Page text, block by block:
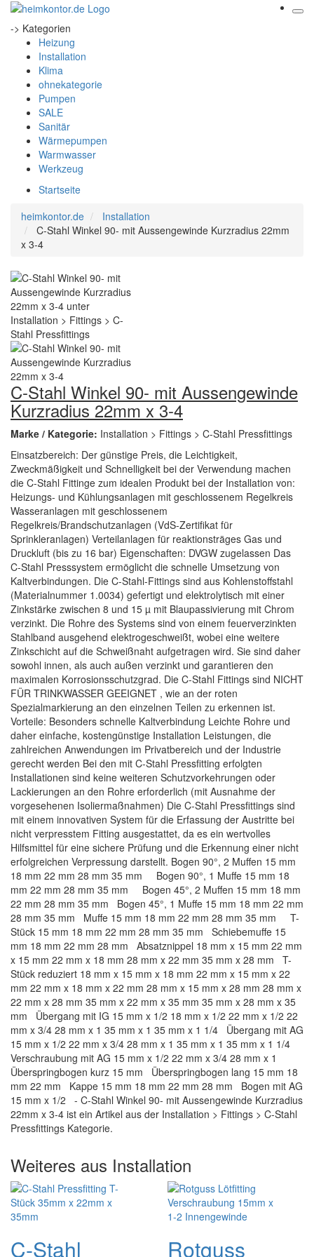
-> Kategorien
Heizung
Installation
Klima
ohnekategorie
Pumpen
SALE
Sanitär
Wärmepumpen
Warmwasser
Werkzeug
Startseite
heimkontor.de
Installation
C-Stahl Winkel 90- mit Aussengewinde Kurzradius 22mm
x 3-4
C-Stahl Winkel 90- mit Aussengewinde
Kurzradius 22mm x 3-4
Marke / Kategorie: Installation > Fittings > C-Stahl Pressfittings
Einsatzbereich: Der günstige Preis, die Leichtigkeit,
Zweckmäßigkeit und Schnelligkeit bei der Verwendung machen
die C-Stahl Fittinge zum idealen Produkt bei der Installation von:
Heizungs- und Kühlungsanlagen mit geschlossenem Regelkreis
Wasseranlagen mit geschlossenem
Regelkreis/Brandschutzanlagen (VdS-Zertifikat für
Sprinkleranlagen) Verteilanlagen für reaktionsträges Gas und
Druckluft (bis zu 16 bar) Eigenschaften: DVGW zugelassen Das
C-Stahl Presssystem ermöglicht die schnelle Umsetzung von
Kaltverbindungen. Die C-Stahl-Fittings sind aus Kohlenstoffstahl
(Materialnummer 1.0034) gefertigt und elektrolytisch mit einer
Zinkstärke zwischen 8 und 15 µ mit Blaupassivierung mit Chrom
verzinkt. Die Rohre des Systems sind von einem feuerverzinkten
Stahlband ausgehend elektrogeschweißt, wobei eine weitere
Zinkschicht auf die Schweißnaht aufgetragen wird. Sie sind daher
sowohl innen, als auch außen verzinkt und garantieren den
maximalen Korrosionsschutzgrad. Die C-Stahl Fittings sind NICHT
FÜR TRINKWASSER GEEIGNET , wie an der roten
Spezialmarkierung an den einzelnen Teilen zu erkennen ist.
Vorteile: Besonders schnelle Kaltverbindung Leichte Rohre und
daher einfache, kostengünstige Installation Leistungen, die
zahlreichen Anwendungen im Privatbereich und der Industrie
gerecht werden Bei den mit C-Stahl Pressfitting erfolgten
Installationen sind keine weiteren Schutzvorkehrungen oder
Lackierungen an den Rohre erforderlich (mit Ausnahme der
vorgesehenen Isoliermaßnahmen) Die C-Stahl Pressfittings sind
mit einem innovativen System für die Erfassung der Austritte bei
nicht verpresstem Fitting ausgestattet, da es ein wertvolles
Hilfsmittel für eine sichere Prüfung und die Erkennung einer nicht
erfolgreichen Verpressung darstellt. Bogen 90°, 2 Muffen 15 mm
18 mm 22 mm 28 mm 35 mm Bogen 90°, 1 Muffe 15 mm 18
mm 22 mm 28 mm 35 mm Bogen 45°, 2 Muffen 15 mm 18 mm
22 mm 28 mm 35 mm Bogen 45°, 1 Muffe 15 mm 18 mm 22 mm
28 mm 35 mm Muffe 15 mm 18 mm 22 mm 28 mm 35 mm T-
Stück 15 mm 18 mm 22 mm 28 mm 35 mm Schiebemuffe 15
mm 18 mm 22 mm 28 mm Absatznippel 18 mm x 15 mm 22 mm
x 15 mm 22 mm x 18 mm 28 mm x 22 mm 35 mm x 28 mm T-
Stück reduziert 18 mm x 15 mm x 18 mm 22 mm x 15 mm x 22
mm 22 mm x 18 mm x 22 mm 28 mm x 15 mm x 28 mm 28 mm x
22 mm x 28 mm 35 mm x 22 mm x 35 mm 35 mm x 28 mm x 35
mm Übergang mit IG 15 mm x 1/2 18 mm x 1/2 22 mm x 1/2 22
mm x 3/4 28 mm x 1 35 mm x 1 35 mm x 1 1/4 Übergang mit AG
15 mm x 1/2 22 mm x 3/4 28 mm x 1 35 mm x 1 35 mm x 1 1/4
Verschraubung mit AG 15 mm x 1/2 22 mm x 3/4 28 mm x 1
Überspringbogen kurz 15 mm Überspringbogen lang 15 mm 18
mm 22 mm Kappe 15 mm 18 mm 22 mm 28 mm Bogen mit AG
15 mm x 1/2 - C-Stahl Winkel 90- mit Aussengewinde Kurzradius
22mm x 3-4 ist ein Artikel aus der Installation > Fittings > C-Stahl
Pressfittings Kategorie.
Weiteres aus Installation
C-Stahl Rotguss